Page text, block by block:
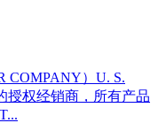
COMPANY）U. S.
授权经销商，所有产品